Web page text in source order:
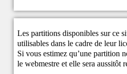
Les partitions disponibles sur ce
utilisables dans le cadre de leur
Si vous estimez qu’une partition
lewebmestre et elle sera aussitôt